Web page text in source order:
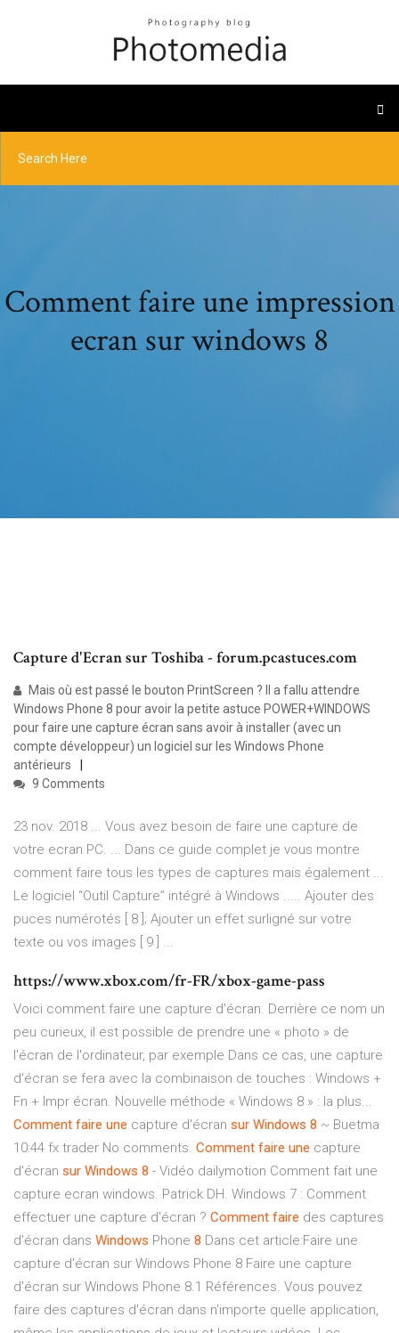
Comment faire une impression
ecran sur windows 8
Capture d'Ecran sur Toshiba - forum.pcastuces.com
Mais où est passé le bouton PrintScreen ? Il a fallu attendre
Windows Phone 8 pour avoir la petite astuce POWER+WINDOWS
pour faire une capture écran sans avoir à installer (avec un
compte développeur) un logiciel sur les Windows Phone
antérieurs
9 Comments
23 nov. 2018 ... Vous avez besoin de faire une capture de
votre ecran PC. ... Dans ce guide complet je vous montre
comment faire tous les types de captures mais également ...
Le logiciel “Outil Capture” intégré à Windows ..... Ajouter des
puces numérotés [ 8 ]; Ajouter un effet surligné sur votre
texte ou vos images [ 9 ] ...
https://www.xbox.com/fr-FR/xbox-game-pass
Voici comment faire une capture d'écran. Derrière ce nom un
peu curieux, il est possible de prendre une « photo » de
l'écran de l'ordinateur, par exemple Dans ce cas, une capture
d'écran se fera avec la combinaison de touches : Windows +
Fn + Impr écran. Nouvelle méthode « Windows 8 » : la plus...
Comment faire une capture d'écran sur Windows 8 ~ Buetma
10:44 fx trader No comments. Comment faire une capture
d'écran sur Windows 8 - Vidéo dailymotion Comment fait une
capture ecran windows. Patrick DH. Windows 7 : Comment
effectuer une capture d'écran ? Comment faire des captures
d'écran dans Windows Phone 8 Dans cet article:Faire une
capture d'écran sur Windows Phone 8 Faire une capture
d'écran sur Windows Phone 8.1 Références. Vous pouvez
faire des captures d'écran dans n'importe quelle application,